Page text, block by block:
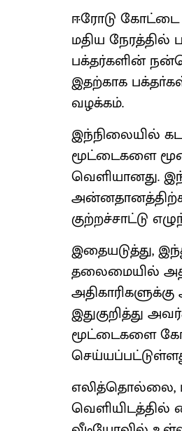
ஈரோடு கோட்டை
மதிய நேரத்தில்
பக்தர்களின்
இதற்காக
வழக்கம்.
இந்நிலையில்
மூட்டைகளை
வெளியானது.
குற்றச்சாட்டு
இதையடுத்து,
தலைமையில்
இதுகுறித்து
மூட்டைகளை
எலித்தொல்லை,
வெளியிடத்தில்